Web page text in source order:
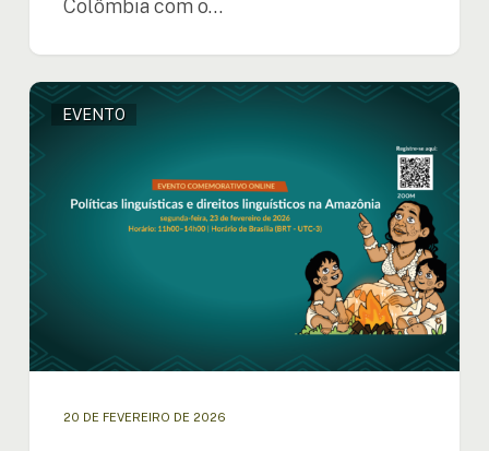
Colômbia com o…
A
OTCA
impulsiona
sobre
linguísticos
Amazônia
EVENTO
20 DE FEVEREIRO DE 2026